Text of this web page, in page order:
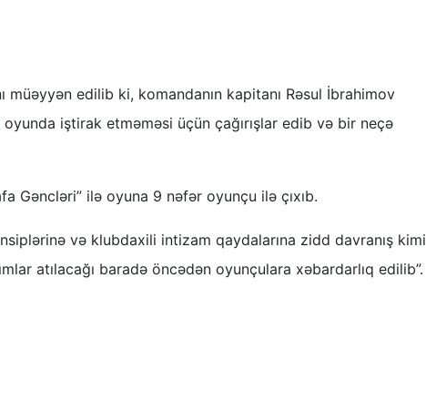
müəyyən edilib ki, komandanın kapitanı Rəsul İbrahimov
iştirak etməməsi üçün çağırışlar edib və bir neçə
Gəncləri” ilə oyuna 9 nəfər oyunçu ilə çıxıb.
və klubdaxili intizam qaydalarına zidd davranış kimi
atılacağı baradə öncədən oyunçulara xəbardarlıq edilib”.